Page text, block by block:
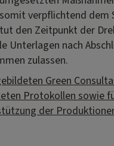
verpflichtend dem
den Zeitpunkt der
Unterlagen nach
zulassen.
Green
Protokollen sowie
der